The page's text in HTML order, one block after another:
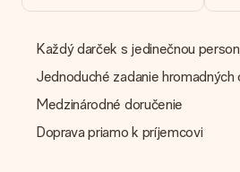
S objednávkou nie je odoslaná žiadna
dostanete vždy v potvrdzujúcom e-
svojom účte MySurprise. To
prekvapenie!
Každý darček s jedinečnou
Jednoduché zadanie hromadných
Medzinárodné doručenie
Doprava priamo k príjemcovi